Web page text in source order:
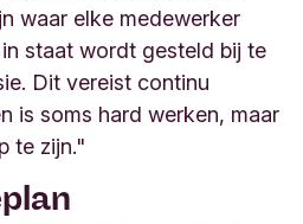
waar elke medewerker
staat wordt gesteld bij te
Dit vereist continu
is soms hard werken, maar
te zijn."